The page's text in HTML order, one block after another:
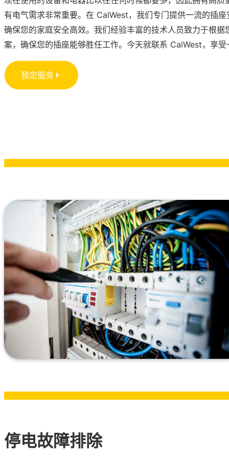
有电气需求非常重要。在 CalWest，我们专门提供一流的插
确保您的家庭安全高效。我们经验丰富的技术人员致力于根据
案，确保您的插座能够胜任工作。今天就联系 CalWest，享
预定服务
停电故障排除